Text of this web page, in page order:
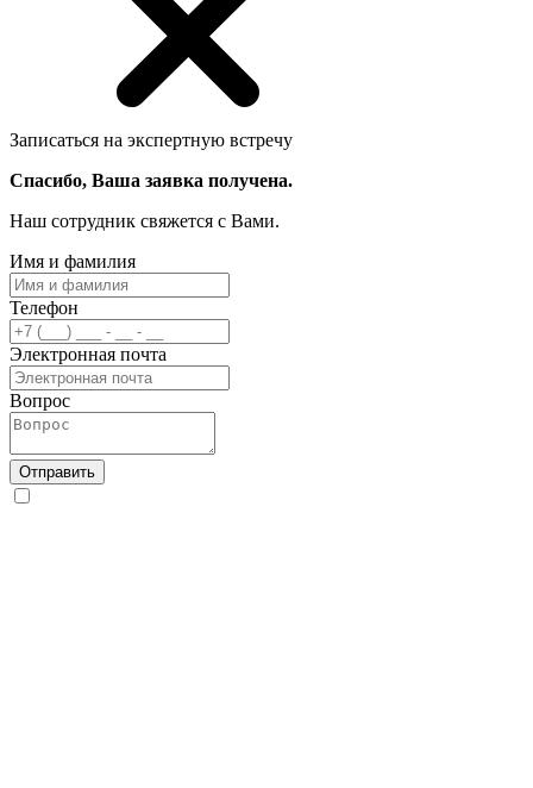
Записаться на экспертную встречу
Спасибо, Ваша заявка получена.
Наш сотрудник свяжется с Вами.
Имя и фамилия
Телефон
Электронная почта
Вопрос
Отправить